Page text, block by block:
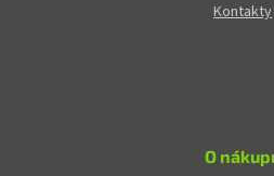
Kontakty
O